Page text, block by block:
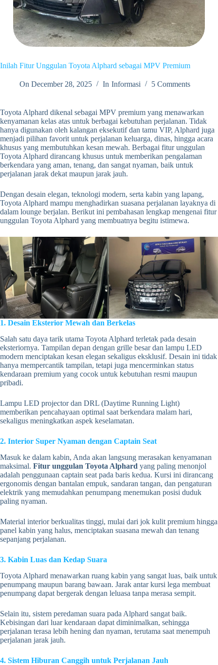
Inilah Fitur Unggulan Toyota Alphard sebagai MPV Premium
On December 28, 2025 In Informasi 5 Comments
Toyota Alphard dikenal sebagai MPV premium yang menawarkan
kenyamanan kelas atas untuk berbagai kebutuhan perjalanan. Tidak
hanya digunakan oleh kalangan eksekutif dan tamu VIP, Alphard juga
menjadi pilihan favorit untuk perjalanan keluarga, dinas, hingga acara
khusus yang membutuhkan kesan mewah. Berbagai fitur unggulan
Toyota Alphard dirancang khusus untuk memberikan pengalaman
berkendara yang aman, tenang, dan sangat nyaman, baik untuk
perjalanan jarak dekat maupun jarak jauh.
Dengan desain elegan, teknologi modern, serta kabin yang lapang,
Toyota Alphard mampu menghadirkan suasana perjalanan layaknya di
dalam lounge berjalan. Berikut ini pembahasan lengkap mengenai fitur
unggulan Toyota Alphard yang membuatnya begitu istimewa.
1. Desain Eksterior Mewah dan Berkelas
Salah satu daya tarik utama Toyota Alphard terletak pada desain
eksteriornya. Tampilan depan dengan grille besar dan lampu LED
modern menciptakan kesan elegan sekaligus eksklusif. Desain ini tidak
hanya mempercantik tampilan, tetapi juga mencerminkan status
kendaraan premium yang cocok untuk kebutuhan resmi maupun
pribadi.
Lampu LED projector dan DRL (Daytime Running Light)
memberikan pencahayaan optimal saat berkendara malam hari,
sekaligus meningkatkan aspek keselamatan.
2. Interior Super Nyaman dengan Captain Seat
Masuk ke dalam kabin, Anda akan langsung merasakan kenyamanan
maksimal. Fitur unggulan Toyota Alphard yang paling menonjol
adalah penggunaan captain seat pada baris kedua. Kursi ini dirancang
ergonomis dengan bantalan empuk, sandaran tangan, dan pengaturan
elektrik yang memudahkan penumpang menemukan posisi duduk
paling nyaman.
Material interior berkualitas tinggi, mulai dari jok kulit premium hingga
panel kabin yang halus, menciptakan suasana mewah dan tenang
sepanjang perjalanan.
3. Kabin Luas dan Kedap Suara
Toyota Alphard menawarkan ruang kabin yang sangat luas, baik untuk
penumpang maupun barang bawaan. Jarak antar kursi lega membuat
penumpang dapat bergerak dengan leluasa tanpa merasa sempit.
Selain itu, sistem peredaman suara pada Alphard sangat baik.
Kebisingan dari luar kendaraan dapat diminimalkan, sehingga
perjalanan terasa lebih hening dan nyaman, terutama saat menempuh
perjalanan jarak jauh.
4. Sistem Hiburan Canggih untuk Perjalanan Jauh